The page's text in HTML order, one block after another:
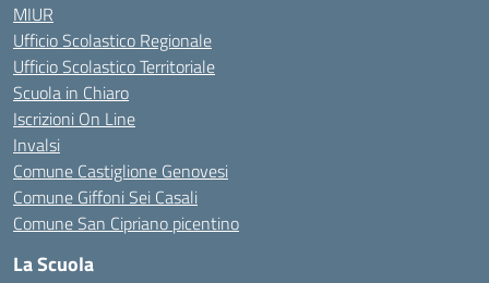
MIUR
Ufficio Scolastico Regionale
Ufficio Scolastico Territoriale
Scuola in Chiaro
Iscrizioni On Line
Invalsi
Comune Castiglione Genovesi
Comune Giffoni Sei Casali
Comune San Cipriano picentino
La Scuola